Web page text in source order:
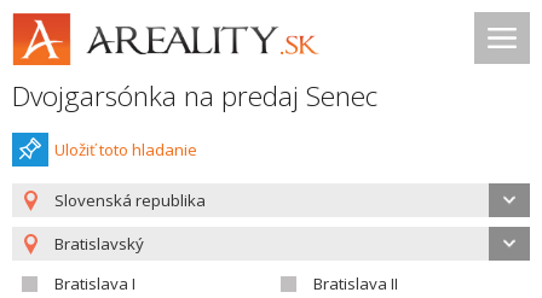
Dvojgarsónka na predaj Senec
Uložiť toto hladanie
Slovenská republika
Bratislavský
Bratislava I
Bratislava II